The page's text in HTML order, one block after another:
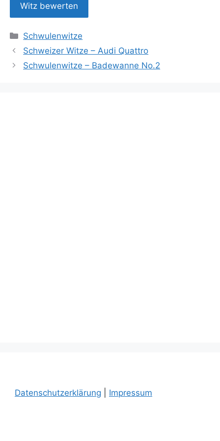
Kategorien
Schwulenwitze
Schweizer Witze – Audi Quattro
Schwulenwitze – Badewanne No.2
Datenschutzerklärung Impressum